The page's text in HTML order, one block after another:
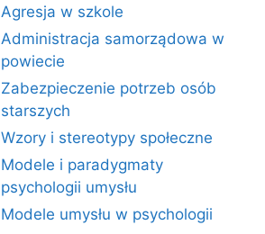
Agresja w szkole
Administracja samorządowa w
powiecie
Zabezpieczenie potrzeb osób
starszych
Wzory i stereotypy społeczne
Modele i paradygmaty
psychologii umysłu
Modele umysłu w psychologii